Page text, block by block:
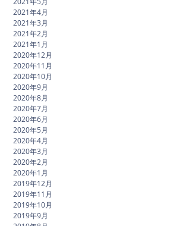
2021年4月
2021年3月
2021年2月
2021年1月
2020年12月
2020年11月
2020年10月
2020年9月
2020年8月
2020年7月
2020年6月
2020年5月
2020年4月
2020年3月
2020年2月
2020年1月
2019年12月
2019年11月
2019年10月
2019年9月